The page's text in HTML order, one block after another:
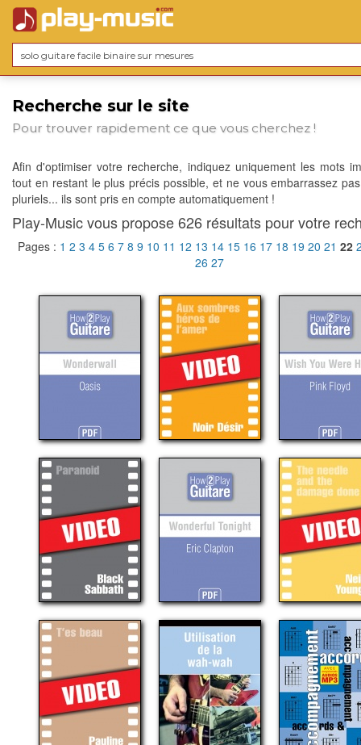
Recherche sur le site
Pour trouver rapidement ce que vous cherchez !
Afin d'optimiser votre recherche, indiquez uniquement les mots
tout en restant le plus précis possible, et ne vous embarrassez
pluriels... ils sont pris en compte automatiquement !
Play-Music vous propose 626 résultats pour votre
Pages : 1 2 3 4 5 6 7 8 9 10 11 12 13 14 15 16 17 18 19 20 21 22
26 27